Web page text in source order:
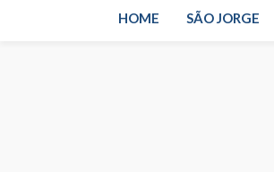
HOME SÃO JORGE